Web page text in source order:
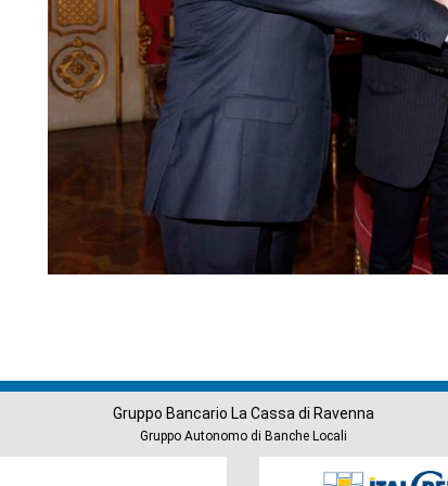
Gruppo Bancario La Cassa di Ravenna
Gruppo Autonomo di Banche Locali
Società